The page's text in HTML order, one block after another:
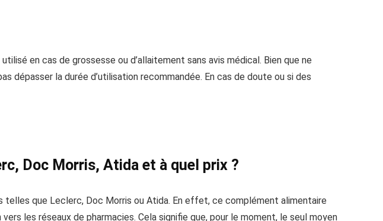
en cas de grossesse ou d’allaitement sans avis médical. Bien que ne
la durée d’utilisation recommandée. En cas de doute ou si des
Doc Morris, Atida et à quel prix ?
telles que Leclerc, Doc Morris ou Atida. En effet, ce complément alimentaire
les réseaux de pharmacies. Cela signifie que, pour le moment, le seul moyen